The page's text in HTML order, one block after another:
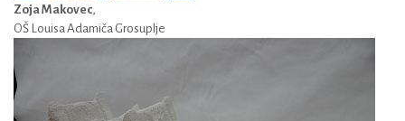
Zoja Makovec,
OŠ Louisa Adamiča Grosuplje